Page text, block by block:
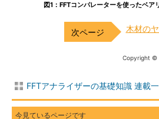
図1：FFTコンパレーターを使ったベア
木材の
Copyright ©
FFTアナライザーの基礎知識 連載